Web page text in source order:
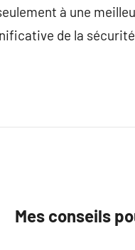
à une
de la
Mes conseils